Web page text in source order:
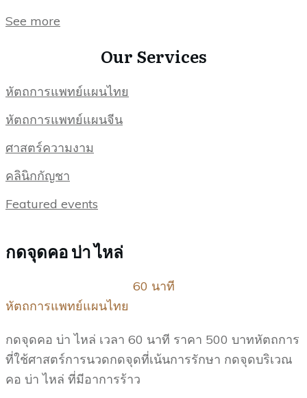
See more
Our Services
หัตถการแพทย์แผนไทย
หัตถการแพทย์แผนจีน
ศาสตร์ความงาม
คลินิกกัญชา
Featured events
กดจุดคอ บ่า ไหล่
60 นาที
หัตถการแพทย์แผนไทย
กดจุดคอ บ่า ไหล่ เวลา 60 นาที ราคา 500 บาทหัตถการ
ที่ใช้ศาสตร์การนวดกดจุดที่เน้นการรักษา กดจุดบริเวณ
คอ บ่า ไหล่ ที่มีอาการร้าว